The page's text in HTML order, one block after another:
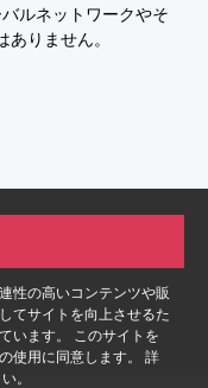
性の高いコンテンツや販
てサイトを向上させるた
います。 このサイトを
使用に同意します。 詳
。
ルネットワークやそ
りません。